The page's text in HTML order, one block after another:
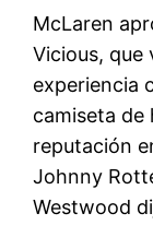
McLaren
Vicious, que
experiencia
camiseta de
reputación
Johnny
Westwood